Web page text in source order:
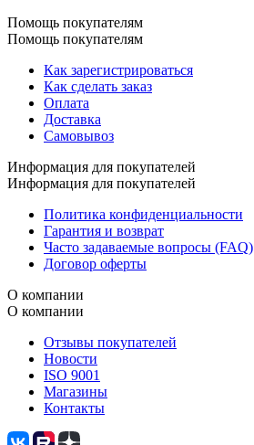
Помощь покупателям
Помощь покупателям
Как зарегистрироваться
Как сделать заказ
Оплата
Доставка
Самовывоз
Информация для покупателей
Информация для покупателей
Политика конфиденциальности
Гарантия и возврат
Часто задаваемые вопросы (FAQ)
Договор оферты
О компании
О компании
Отзывы покупателей
Новости
ISO 9001
Магазины
Контакты